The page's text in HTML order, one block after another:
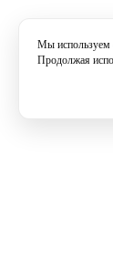
Мы используем
Продолжая